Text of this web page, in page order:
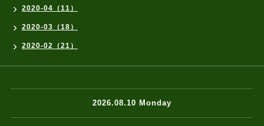
2020-04（11）
2020-03（18）
2020-02（21）
2026.08.10 Monday